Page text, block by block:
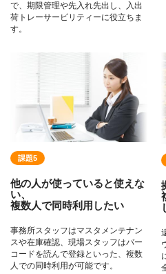
で、期限管理や先入れ先出し、入出
荷トレーサービリティーに役立ちま
す。
課題5
他の人が使っていると使えな
い、
複数人で同時利用したい
事務所スタッフはマスタメンテナン
スや在庫確認、現場スタッフはバー
コードを読んで登録といった、複数
人での同時利用が可能です。